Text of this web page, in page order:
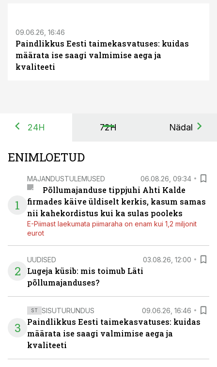
09.06.26, 16:46
Paindlikkus Eesti taimekasvatuses: kuidas
määrata ise saagi valmimise aega ja
kvaliteeti
24H 72H Nädal
ENIMLOETUD
1
MAJANDUSTULEMUSED 06.08.26, 09:34
Põllumajanduse tippjuhi Ahti Kalde
firmades käive üldiselt kerkis, kasum samas
nii kahekordistus kui ka sulas pooleks
E-Piimast laekumata piimaraha on enam kui 1,2 miljonit
eurot
2
UUDISED 03.08.26, 12:00
Lugeja küsib: mis toimub Läti
põllumajanduses?
3
ST SISUTURUNDUS 09.06.26, 16:46
Paindlikkus Eesti taimekasvatuses: kuidas
määrata ise saagi valmimise aega ja
kvaliteeti